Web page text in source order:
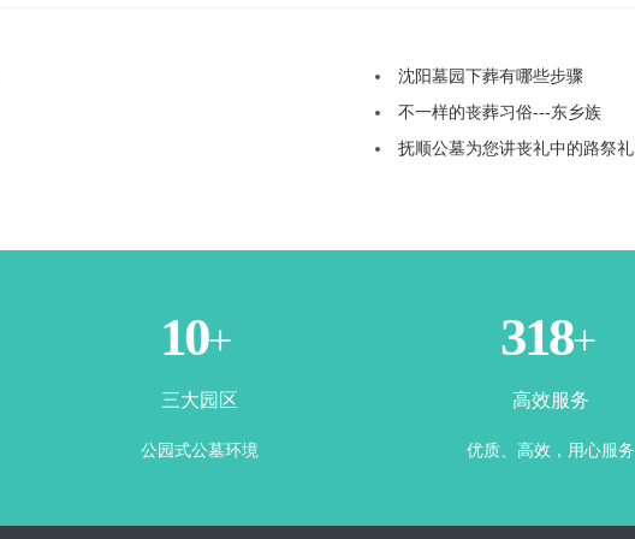
沈阳墓园下葬有哪些步骤
不一样的丧葬习俗---东乡族
抚顺公墓为您讲丧礼中的路祭礼
3+
三大园区
公园式公墓环境
365+
高效服务
优质、高效，用心服务